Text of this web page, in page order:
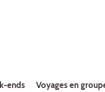
ends Voyages en